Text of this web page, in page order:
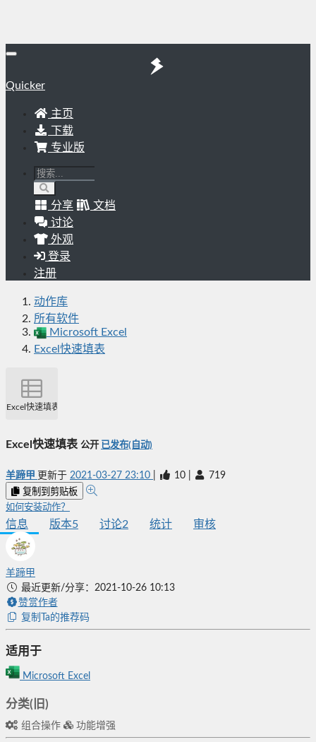
Quicker
主页
下载
专业版
分享
文档
讨论
外观
登录
注册
动作库
所有软件
Microsoft Excel
Excel快速填表
Excel快速填表
Excel快速填表 公开 已发布(自动)
羊蹄甲 更新于 2021-03-27 23:10 10 719
复制到剪贴板
如何安装动作？
信息 版本5 讨论2 统计 审核
羊蹄甲
最近更新/分享：2021-10-26 10:13
赞赏作者
复制Ta的推荐码
适用于
Microsoft Excel
分类(旧)
组合操作 功能增强